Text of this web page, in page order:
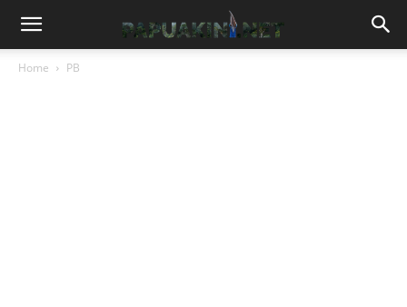
Home PB